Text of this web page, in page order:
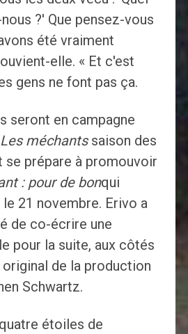
?' Que pensez-vous
été vraiment
elle. « Et c'est
gens ne font pas ça.
seront en campagne
Les méchantssaison des
se prépare à promouvoir
: pour de bonqui
21 novembre. Erivo a
de co-écrire une
pour la suite, aux côtés
de la production
Schwartz.
étoiles de